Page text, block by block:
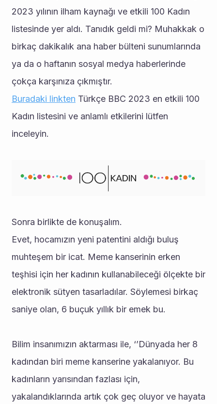
2023 yılının ilham kaynağı ve etkili 100 Kadın
listesinde yer aldı. Tanıdık geldi mi? Muhakkak o
birkaç dakikalık ana haber bülteni sunumlarında
ya da o haftanın sosyal medya haberlerinde
çokça karşınıza çıkmıştır.
Buradaki linkten Türkçe BBC 2023 en etkili 100
Kadın listesini ve anlamlı etkilerini lütfen
inceleyin.
Sonra birlikte de konuşalım.
Evet, hocamızın yeni patentini aldığı buluş
muhteşem bir icat. Meme kanserinin erken
teşhisi için her kadının kullanabileceği ölçekte bir
elektronik sütyen tasarladılar. Söylemesi birkaç
saniye olan, 6 buçuk yıllık bir emek bu.
Bilim insanımızın aktarması ile, ‘’Dünyada her 8
kadından biri meme kanserine yakalanıyor. Bu
kadınların yarısından fazlası için,
yakalandıklarında artık çok geç oluyor ve hayata